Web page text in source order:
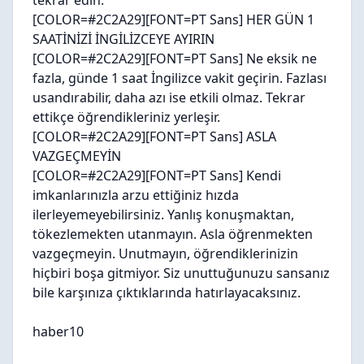
[COLOR=#2C2A29][FONT=PT Sans] HER GÜN 1
SAATİNİZİ İNGİLİZCEYE AYIRIN
[COLOR=#2C2A29][FONT=PT Sans] Ne eksik ne
fazla, günde 1 saat İngilizce vakit geçirin. Fazlası
usandırabilir, daha azı ise etkili olmaz. Tekrar
ettikçe öğrendikleriniz yerleşir.
[COLOR=#2C2A29][FONT=PT Sans] ASLA
VAZGEÇMEYİN
[COLOR=#2C2A29][FONT=PT Sans] Kendi
imkanlarınızla arzu ettiğiniz hızda
ilerleyemeyebilirsiniz. Yanlış konuşmaktan,
tökezlemekten utanmayın. Asla öğrenmekten
vazgeçmeyin. Unutmayın, öğrendiklerinizin
hiçbiri boşa gitmiyor. Siz unuttuğunuzu sansanız
bile karşınıza çıktıklarında hatırlayacaksınız.
haber10